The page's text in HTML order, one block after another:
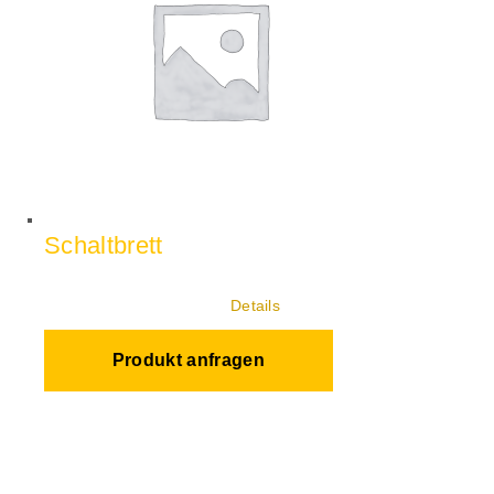
Schaltbrett
Details
Produkt anfragen